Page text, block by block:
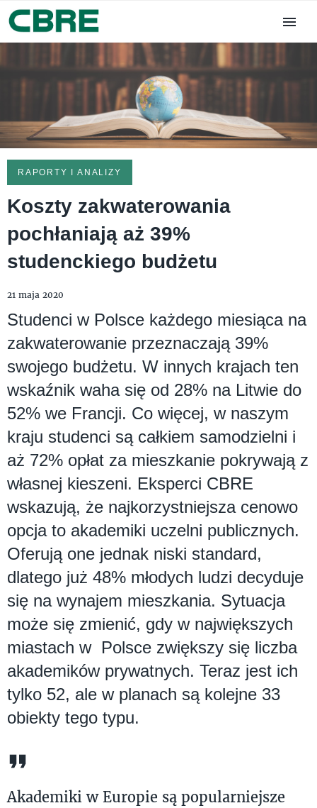
RAPORTY I ANALIZY
Koszty zakwaterowania
pochłaniają aż 39%
studenckiego budżetu
21 maja 2020
Studenci w Polsce każdego miesiąca na
zakwaterowanie przeznaczają 39%
swojego budżetu. W innych krajach ten
wskaźnik waha się od 28% na Litwie do
52% we Francji. Co więcej, w naszym
kraju studenci są całkiem samodzielni i
aż 72% opłat za mieszkanie pokrywają z
własnej kieszeni. Eksperci CBRE
wskazują, że najkorzystniejsza cenowo
opcja to akademiki uczelni publicznych.
Oferują one jednak niski standard,
dlatego już 48% młodych ludzi decyduje
się na wynajem mieszkania. Sytuacja
może się zmienić, gdy w największych
miastach w Polsce zwiększy się liczba
akademików prywatnych. Teraz jest ich
tylko 52, ale w planach są kolejne 33
obiekty tego typu.
Akademiki w Europie są popularniejsze